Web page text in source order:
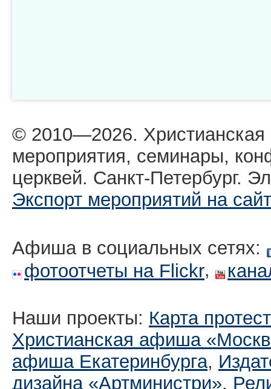
© 2010—2026.
мероприятия, семинары,
церквей. Санкт-Петербург.
Экспорт мероприятий на сайт
Афиша в социальных сетях:
фотоотчеты на Flickr,
Наши проекты: Карта
Христианская афиша
афиша Екатеринбургa,
дизайна «Артминистри»,